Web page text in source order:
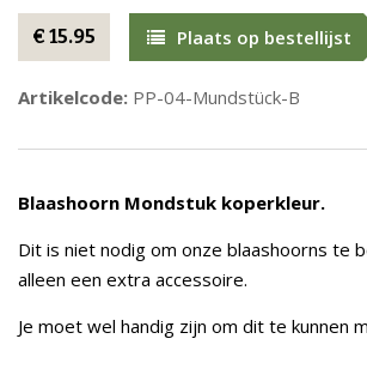
€ 15.95 Plaats op bestellijst
Artikelcode: PP-04-Mundstück-B
Blaashoorn Mondstuk koperkleur.
Dit is niet nodig om onze blaashoorns te
alleen een extra accessoire.
Je moet wel handig zijn om dit te kunnen